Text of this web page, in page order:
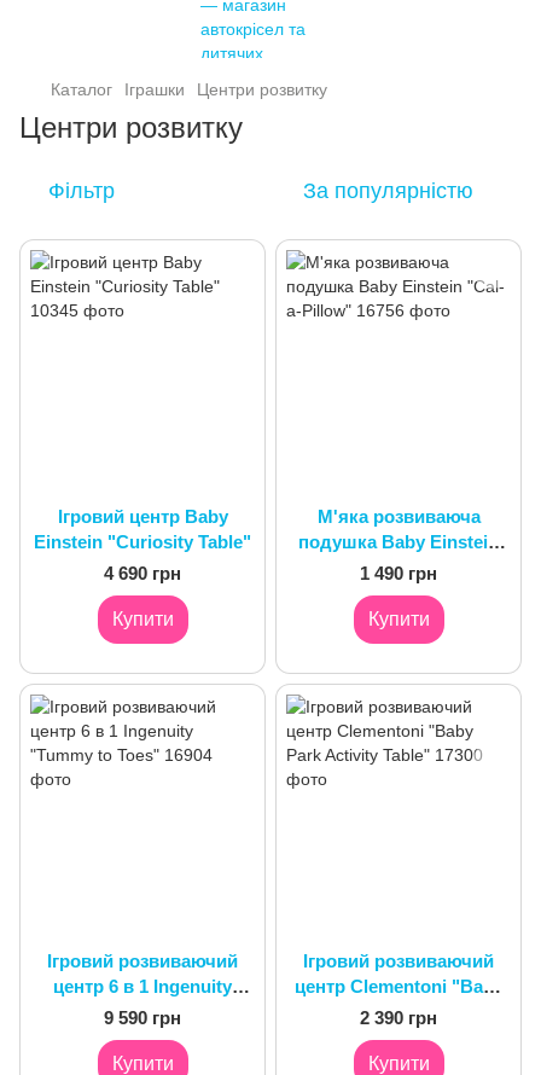
Каталог Іграшки Центри розвитку
Центри розвитку
Фільтр За популярністю
Ігровий центр Baby
Einstein "Curiosity Table"
4 690 грн
Купити
М'яка розвиваюча
подушка Baby Einstein
"Cal-a-Pillow"
1 490 грн
Купити
Ігровий розвиваючий
центр 6 в 1 Ingenuity
"Tummy to Toes"
9 590 грн
Купити
Ігровий розвиваючий
центр Clementoni "Baby
Park Activity Table"
2 390 грн
Купити